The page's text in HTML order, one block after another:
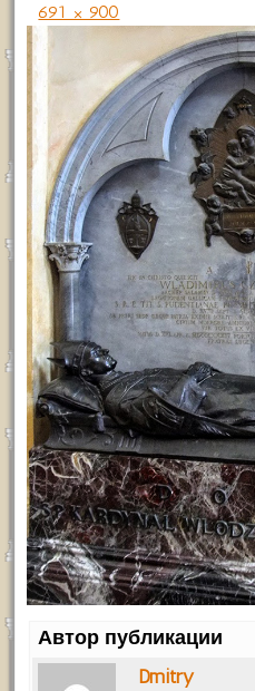
691 × 900
Автор публикации
Dmitry